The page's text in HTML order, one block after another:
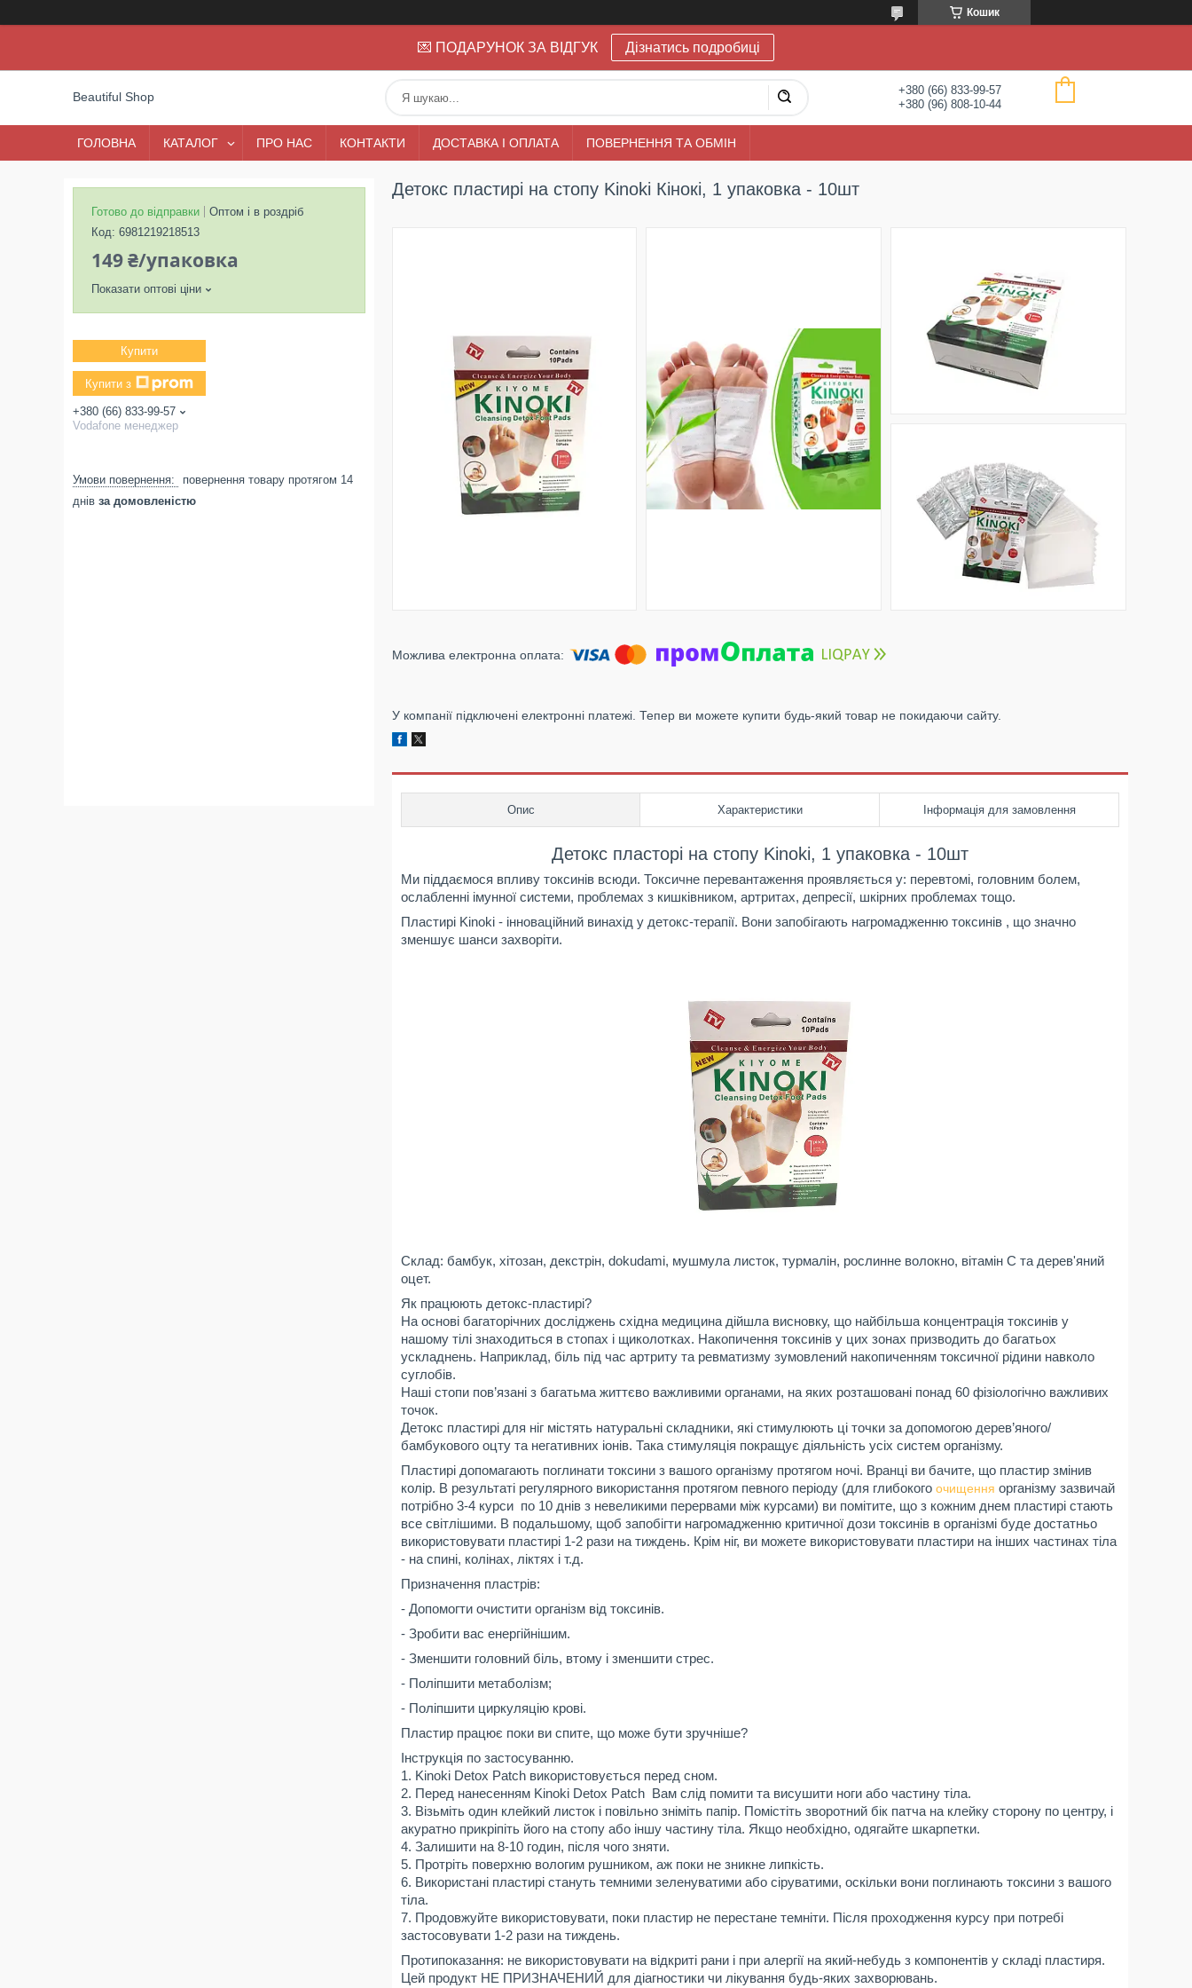
Кошик
💌 ПОДАРУНОК ЗА ВІДГУК Дізнатись подробиці
Beautiful Shop
+380 (66) 833-99-57
+380 (96) 808-10-44
ГОЛОВНА КАТАЛОГ ПРО НАС КОНТАКТИ ДОСТАВКА І ОПЛАТА ПОВЕРНЕННЯ ТА ОБМІН
Детокс пластирі на стопу Kinoki Кінокі, 1 упаковка - 10шт
У компанії підключені електронні платежі. Тепер ви можете купити будь-який товар не покидаючи сайту.
Опис Характеристики Інформація для замовлення
Детокс пласторі на стопу Kinoki, 1 упаковка - 10шт
Ми піддаємося впливу токсинів всюди. Токсичне перевантаження проявляється у: перевтомі, головним болем,
ослабленні імунної системи, проблемах з кишківником, артритах, депресії, шкірних проблемах тощо.
Пластирі Kinoki - інноваційний винахід у детокс-терапії. Вони запобігають нагромадженню токсинів , що значно
зменшує шанси захворіти.
Склад: бамбук, хітозан, декстрін, dokudami, мушмула листок, турмалін, рослинне волокно, вітамін C та дерев'яний
оцет.
Як працюють детокс-пластирі?
На основі багаторічних досліджень східна медицина дійшла висновку, що найбільша концентрація токсинів у
нашому тілі знаходиться в стопах і щиколотках. Накопичення токсинів у цих зонах призводить до багатьох
ускладнень. Наприклад, біль під час артриту та ревматизму зумовлений накопиченням токсичної рідини навколо
суглобів.
Наші стопи пов’язані з багатьма життєво важливими органами, на яких розташовані понад 60 фізіологічно важливих
точок.
Детокс пластирі для ніг містять натуральні складники, які стимулюють ці точки за допомогою дерев’яного/
бамбукового оцту та негативних іонів. Така стимуляція покращує діяльність усіх систем організму.
Пластирі допомагають поглинати токсини з вашого організму протягом ночі. Вранці ви бачите, що пластир змінив
колір. В результаті регулярного використання протягом певного періоду (для глибокого очищення організму зазвичай
потрібно 3-4 курси по 10 днів з невеликими перервами між курсами) ви помітите, що з кожним днем пластирі стають
все світлішими. В подальшому, щоб запобігти нагромадженню критичної дози токсинів в організмі буде достатньо
використовувати пластирі 1-2 рази на тиждень. Крім ніг, ви можете використовувати пластири на інших частинах тіла
- на спині, колінах, ліктях і т.д.
Призначення пластрів:
- Допомогти очистити організм від токсинів.
- Зробити вас енергійнішим.
- Зменшити головний біль, втому і зменшити стрес.
- Поліпшити метаболізм;
- Поліпшити циркуляцію крові.
Пластир працює поки ви спите, що може бути зручніше?
Інструкція по застосуванню.
1. Kinoki Detox Patch використовується перед сном.
2. Перед нанесенням Kinoki Detox Patch Вам слід помити та висушити ноги або частину тіла.
3. Візьміть один клейкий листок і повільно зніміть папір. Помістіть зворотний бік патча на клейку сторону по центру, і
акуратно прикріпіть його на стопу або іншу частину тіла. Якщо необхідно, одягайте шкарпетки.
4. Залишити на 8-10 годин, після чого зняти.
5. Протріть поверхню вологим рушником, аж поки не зникне липкість.
6. Використані пластирі стануть темними зеленуватими або сіруватими, оскільки вони поглинають токсини з вашого
тіла.
7. Продовжуйте використовувати, поки пластир не перестане темніти. Після проходження курсу при потребі
застосовувати 1-2 рази на тиждень.
Протипоказання: не використовувати на відкриті рани і при алергії на який-небудь з компонентів у складі пластиря.
Цей продукт НЕ ПРИЗНАЧЕНИЙ для діагностики чи лікування будь-яких захворювань.
Готово до відправки
Оптом і в роздріб
Код: 6981219218513
149 ₴/упаковка
Показати оптові ціни
Купити
Купити з
+380 (66) 833-99-57
Vodafone менеджер
повернення товару протягом 14
днів за домовленістю